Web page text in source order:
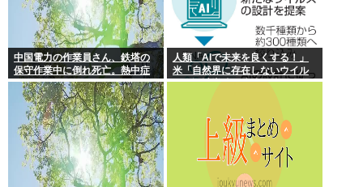
中国電力の作業員さん、鉄塔の
保守作業中に倒れ死亡。熱中症
か
人類「AIで未来を良くする！」
米「自然界に存在しないウイル
スを設計増殖に成功」技術が進